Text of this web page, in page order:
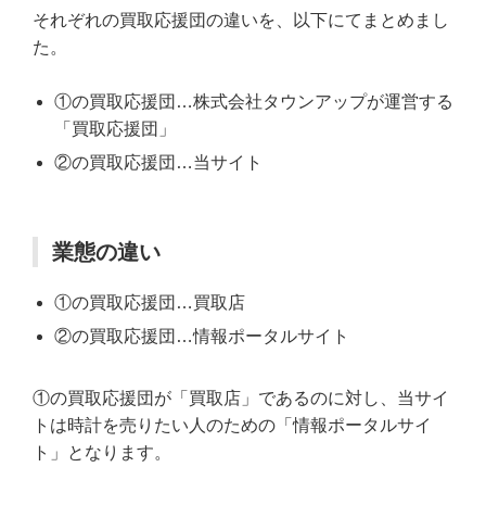
それぞれの買取応援団の違いを、以下にてまとめまし
た。
①の買取応援団…株式会社タウンアップが運営する
「買取応援団」
②の買取応援団…当サイト
業態の違い
①の買取応援団…買取店
②の買取応援団…情報ポータルサイト
①の買取応援団が「買取店」であるのに対し、当サイ
トは時計を売りたい人のための「情報ポータルサイ
ト」となります。